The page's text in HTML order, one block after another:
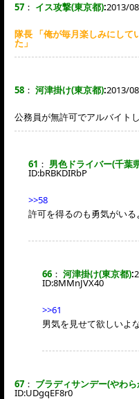
57 ： イス攻撃(東京都):2013/
隊長 「俺が毎月楽しみにして
た」
58 ： 河津掛け(東京都):2013/
公務員が無許可でアルバイト
61 ： 男色ドライバー(千葉
ID:bRBKDIRbP
>>58
許可を得るのも勇気がいる
66 ： 河津掛け(東京都):
ID:8MMnJVX40
>>61
男気を見せて欲しいよ
67 ： ブラディサンデー(やわ
ID:UDgqEF8r0